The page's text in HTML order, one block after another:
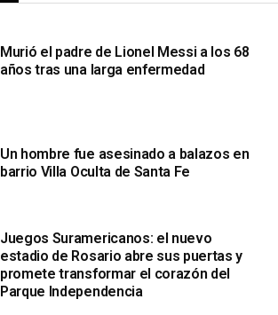
Murió el padre de Lionel Messi a los 68
años tras una larga enfermedad
Un hombre fue asesinado a balazos en
barrio Villa Oculta de Santa Fe
Juegos Suramericanos: el nuevo
estadio de Rosario abre sus puertas y
promete transformar el corazón del
Parque Independencia